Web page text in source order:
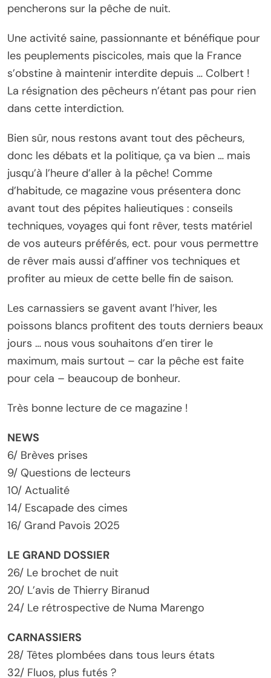
pencherons sur la pêche de nuit.
Une activité saine, passionnante et bénéfique pour
les peuplements piscicoles, mais que la France
s’obstine à maintenir interdite depuis … Colbert !
La résignation des pêcheurs n’étant pas pour rien
dans cette interdiction.
Bien sûr, nous restons avant tout des pêcheurs,
donc les débats et la politique, ça va bien … mais
jusqu’à l’heure d’aller à la pêche! Comme
d’habitude, ce magazine vous présentera donc
avant tout des pépites halieutiques : conseils
techniques, voyages qui font rêver, tests matériel
de vos auteurs préférés, ect. pour vous permettre
de rêver mais aussi d’affiner vos techniques et
profiter au mieux de cette belle fin de saison.
Les carnassiers se gavent avant l’hiver, les
poissons blancs profitent des touts derniers beaux
jours … nous vous souhaitons d’en tirer le
maximum, mais surtout – car la pêche est faite
pour cela – beaucoup de bonheur.
Très bonne lecture de ce magazine !
NEWS
6/ Brèves prises
9/ Questions de lecteurs
10/ Actualité
14/ Escapade des cimes
16/ Grand Pavois 2025
LE GRAND DOSSIER
26/ Le brochet de nuit
20/ L’avis de Thierry Biranud
24/ Le rétrospective de Numa Marengo
CARNASSIERS
28/ Têtes plombées dans tous leurs états
32/ Fluos, plus futés ?